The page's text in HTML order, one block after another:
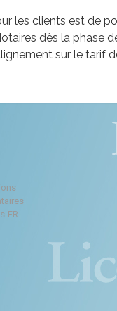
les clients est de
dès la phase
sur le tarif
FR